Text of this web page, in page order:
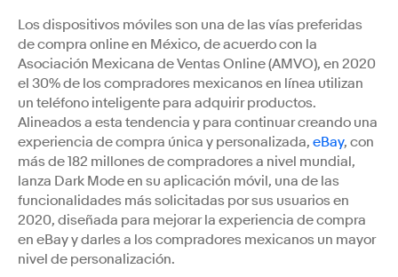
Los dispositivos móviles son una de las vías preferidas
de compra online en México, de acuerdo con la
Asociación Mexicana de Ventas Online (AMVO), en 2020
el 30% de los compradores mexicanos en línea utilizan
un teléfono inteligente para adquirir productos.
Alineados a esta tendencia y para continuar creando una
experiencia de compra única y personalizada, eBay, con
más de 182 millones de compradores a nivel mundial,
lanza Dark Mode en su aplicación móvil, una de las
funcionalidades más solicitadas por sus usuarios en
2020, diseñada para mejorar la experiencia de compra
en eBay y darles a los compradores mexicanos un mayor
nivel de personalización.